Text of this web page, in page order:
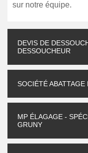
sur notre équipe.
DEVIS DE
DESSOUCHEUR
SOCIÉTÉ
MP ÉLAGAGE -
GRUNY